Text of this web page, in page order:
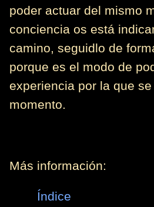
poder actuar del mismo
conciencia os está
camino, seguidlo de
porque es el modo de
experiencia por la que
momento.
Más información:
Índice